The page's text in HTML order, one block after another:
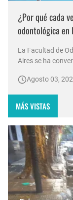
¿Por qué cada
odontológica en
La Facultad de
Aires se ha
contexto
formarse desde
Agosto 03,
MÁS VISTAS